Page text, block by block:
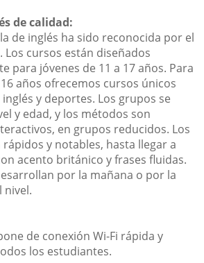
de calidad:
de inglés ha sido reconocida por el
Los cursos están diseñados
para jóvenes de 11 a 17 años. Para
años ofrecemos cursos únicos
y deportes. Los grupos se
y edad, y los métodos son
en grupos reducidos. Los
y notables, hasta llegar a
acento británico y frases fluidas.
por la mañana o por la
nivel.
de conexión Wi-Fi rápida y
los estudiantes.